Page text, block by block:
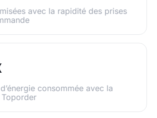
avec la rapidité des prises
consommée avec la
Toporder